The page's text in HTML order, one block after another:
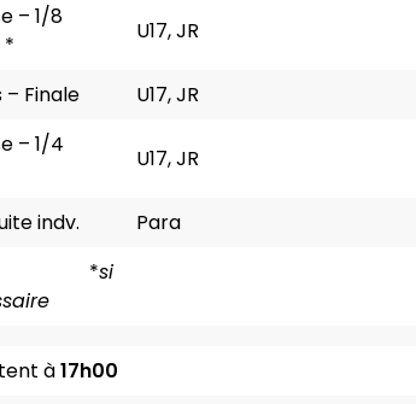
– 1/8
*
U17, JR
– Finale
U17, JR
– 1/4
U17, JR
indv.
Para
si
à17h00